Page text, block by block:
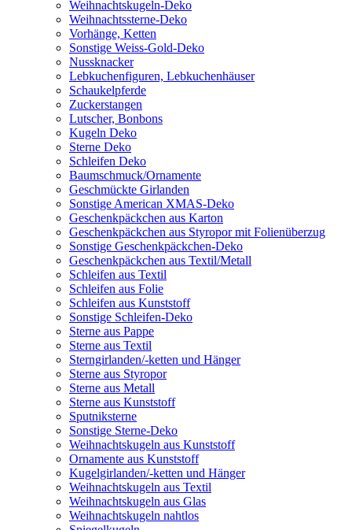
Weihnachtskugeln-Deko
Weihnachtssterne-Deko
Vorhänge, Ketten
Sonstige Weiss-Gold-Deko
Nussknacker
Lebkuchenfiguren, Lebkuchenhäuser
Schaukelpferde
Zuckerstangen
Lutscher, Bonbons
Kugeln Deko
Sterne Deko
Schleifen Deko
Baumschmuck/Ornamente
Geschmückte Girlanden
Sonstige American XMAS-Deko
Geschenkpäckchen aus Karton
Geschenkpäckchen aus Styropor mit Folienüberzug
Sonstige Geschenkpäckchen-Deko
Geschenkpäckchen aus Textil/Metall
Schleifen aus Textil
Schleifen aus Folie
Schleifen aus Kunststoff
Sonstige Schleifen-Deko
Sterne aus Pappe
Sterne aus Textil
Sterngirlanden/-ketten und Hänger
Sterne aus Styropor
Sterne aus Metall
Sterne aus Kunststoff
Sputniksterne
Sonstige Sterne-Deko
Weihnachtskugeln aus Kunststoff
Ornamente aus Kunststoff
Kugelgirlanden/-ketten und Hänger
Weihnachtskugeln aus Textil
Weihnachtskugeln aus Glas
Weihnachtskugeln nahtlos